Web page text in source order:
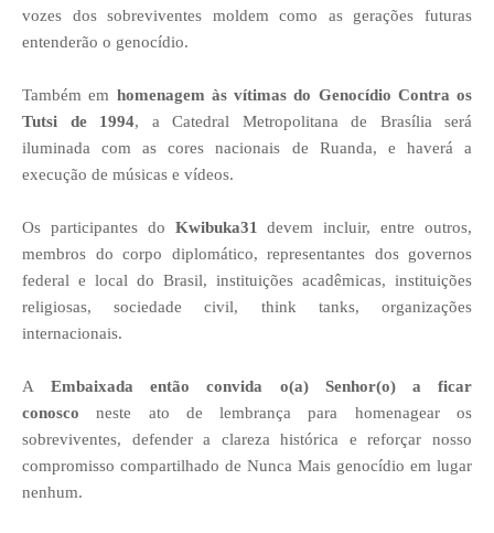
vozes dos sobreviventes moldem como as gerações futuras
entenderão o genocídio.
Também em homenagem às vítimas do Genocídio Contra os
Tutsi de 1994, a Catedral Metropolitana de Brasília será
iluminada com as cores nacionais de Ruanda, e haverá a
execução de músicas e vídeos.
Os participantes do Kwibuka31 devem incluir, entre outros,
membros do corpo diplomático, representantes dos governos
federal e local do Brasil, instituições acadêmicas, instituições
religiosas, sociedade civil, think tanks, organizações
internacionais.
AEmbaixada então convida o(a) Senhor(o) a ficar
conosco neste ato de lembrança para homenagear os
sobreviventes, defender a clareza histórica e reforçar nosso
compromisso compartilhado de Nunca Mais genocídio em lugar
nenhum.